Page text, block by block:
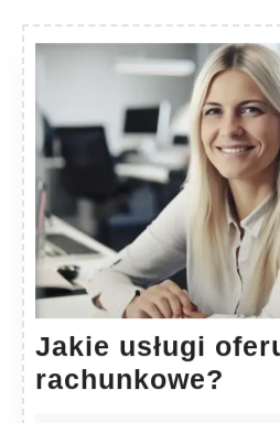
Jakie usługi
rachunkowe?